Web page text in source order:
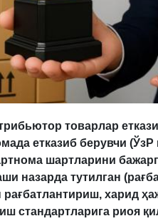
товарлар
етказиб берувчи
шартларини
назарда тутилган
рағбатлантириш, харид
стандартларига риоя